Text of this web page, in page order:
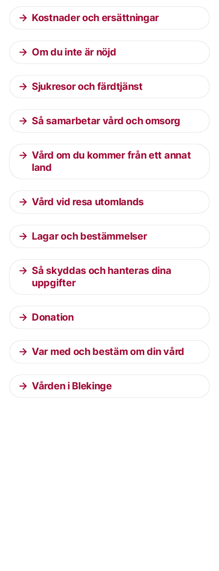
Kostnader och ersättningar
Om du inte är nöjd
Sjukresor och färdtjänst
Så samarbetar vård och omsorg
Vård om du kommer från ett annat
land
Vård vid resa utomlands
Lagar och bestämmelser
Så skyddas och hanteras dina
uppgifter
Donation
Var med och bestäm om din vård
Vården i Blekinge